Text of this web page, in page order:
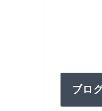
ブロ